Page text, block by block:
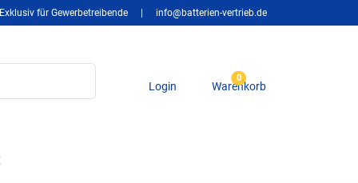
Exklusiv für Gewerbetreibende info@batterien-vertrieb.de
Login
0
Warenkorb